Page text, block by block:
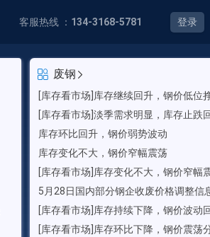
客服热线 ： 134-3168-5781 登录
废钢
[库存看市场]库存继续回升，钢价低位
[库存看市场]淡季需求明显，库存止跌
库存环比回升，钢价弱势波动
库存变化不大，钢价窄幅震荡
[库存看市场]库存变化不大，钢价窄幅
5月28日国内部分钢企收废价格调整信
[库存看市场]库存持续下降，钢价波动
[库存看市场]库存环比下降，钢价震荡